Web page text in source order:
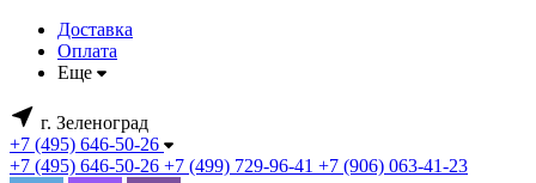
Доставка
Оплата
Еще
г. Зеленоград
+7 (495) 646-50-26
+7 (495) 646-50-26 +7 (499) 729-96-41 +7 (906) 063-41-23